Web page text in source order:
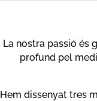
La nostra passió és
profund pel
Hem dissenyat tres